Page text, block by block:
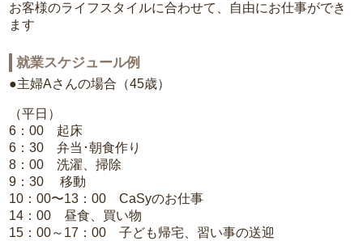
お客様のライフスタイルに合わせて、自由にお仕事ができ
ます
就業スケジュール例
●主婦Aさんの場合（45歳）
（平日）
6：00 起床
6：30 弁当･朝食作り
8：00 洗濯、掃除
9：30 移動
10：00〜13：00 CaSyのお仕事
14：00 昼食、買い物
15：00～17：00 子ども帰宅、習い事の送迎